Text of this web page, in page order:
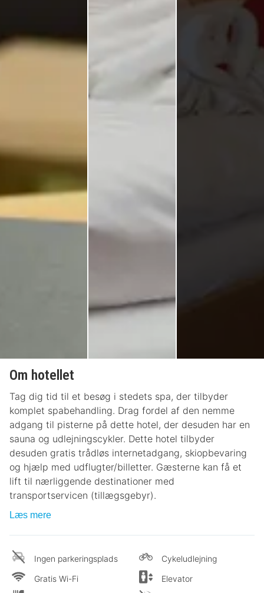
Om hotellet
Tag dig tid til et besøg i stedets spa, der tilbyder
komplet spabehandling. Drag fordel af den nemme
adgang til pisterne på dette hotel, der desuden har en
sauna og udlejningscykler. Dette hotel tilbyder
desuden gratis trådløs internetadgang, skiopbevaring
og hjælp med udflugter/billetter. Gæsterne kan få et
lift til nærliggende destinationer med
transportservicen (tillægsgebyr).
Læs mere
Ingen parkeringsplads
Gratis Wi-Fi
Cykeludlejning
Elevator